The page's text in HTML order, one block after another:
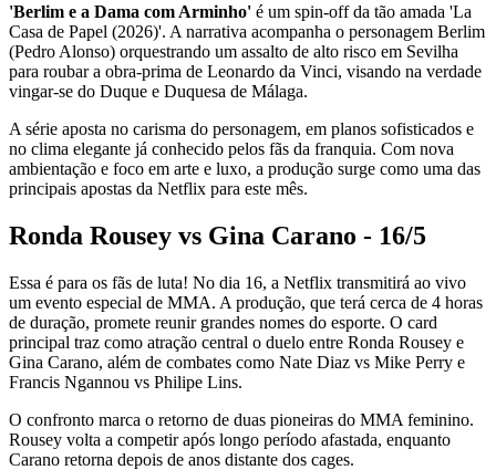
'Berlim e a Dama com Arminho' é um spin-off da tão amada 'La
Casa de Papel (2026)'. A narrativa acompanha o personagem Berlim
(Pedro Alonso) orquestrando um assalto de alto risco em Sevilha
para roubar a obra-prima de Leonardo da Vinci, visando na verdade
vingar-se do Duque e Duquesa de Málaga.
A série aposta no carisma do personagem, em planos sofisticados e
no clima elegante já conhecido pelos fãs da franquia. Com nova
ambientação e foco em arte e luxo, a produção surge como uma das
principais apostas da Netflix para este mês.
Ronda Rousey vs Gina Carano - 16/5
Essa é para os fãs de luta! No dia 16, a Netflix transmitirá ao vivo
um evento especial de MMA. A produção, que terá cerca de 4 horas
de duração, promete reunir grandes nomes do esporte. O card
principal traz como atração central o duelo entre Ronda Rousey e
Gina Carano, além de combates como Nate Diaz vs Mike Perry e
Francis Ngannou vs Philipe Lins.
O confronto marca o retorno de duas pioneiras do MMA feminino.
Rousey volta a competir após longo período afastada, enquanto
Carano retorna depois de anos distante dos cages.